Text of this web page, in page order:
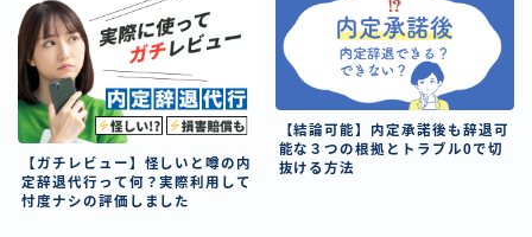
サイトマップ
【ガチレビュー】怪しいと噂の内
定辞退代行って何？実際利用して
忖度ナシの評価しました
【結論可能】内定承諾後も辞退可
能な３つの根拠とトラブル0で切
抜ける方法